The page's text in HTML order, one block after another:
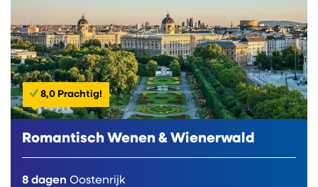
8,0 Prachtig!
Romantisch Wenen & Wienerwald
8 dagen Oostenrijk